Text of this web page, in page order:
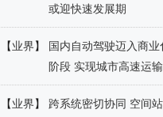
或迎快速发展期
【业界】
国内自动驾驶迈入商
阶段 实现城市高速运输
【业界】
跨系统密切协同 空间